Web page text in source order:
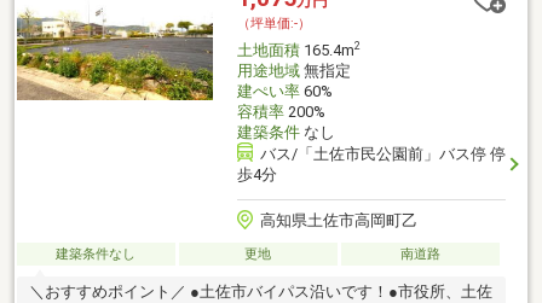
（坪単価:-）
土地面積165.4m2
用途地域無指定
建ぺい率60%
容積率200%
建築条件なし
バス/「土佐市民公園前」バス停 停
歩4分
高知県土佐市高岡町乙
建築条件なし 更地 南道路
＼おすすめポイント／ ●土佐市バイパス沿いです！●市役所、土佐